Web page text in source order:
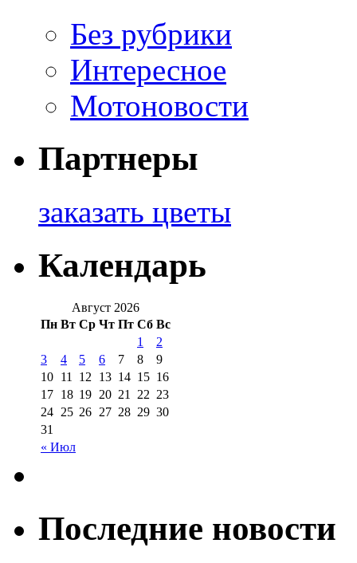
Без рубрики
Интересное
Мотоновости
Партнеры
заказать цветы
Календарь
Август 2026
Пн Вт Ср Чт Пт Сб Вс
« Июл
1
2
3
4 5 6 7 8
9
10 11 12 13 14 15 16
17 18 19 20 21 22 23
24 25 26 27 28 29 30
31
Последние новости